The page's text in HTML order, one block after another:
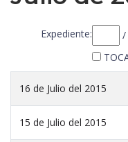
Expediente: /
16 de Julio del 2015
15 de Julio del 2015